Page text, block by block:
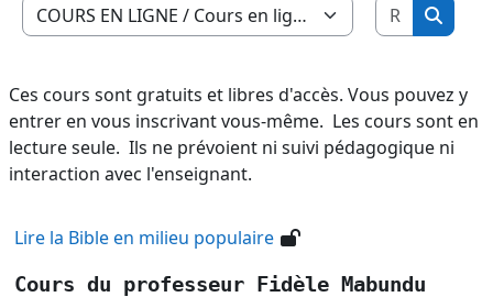
Catégories de cours
Ces cours sont gratuits et libres d'accès. Vous pouvez y
entrer en vous inscrivant vous-même. Les cours sont en
lecture seule. Ils ne prévoient ni suivi pédagogique ni
interaction avec l'enseignant.
Lire la Bible en milieu populaire
Cours du professeur Fidèle Mabundu